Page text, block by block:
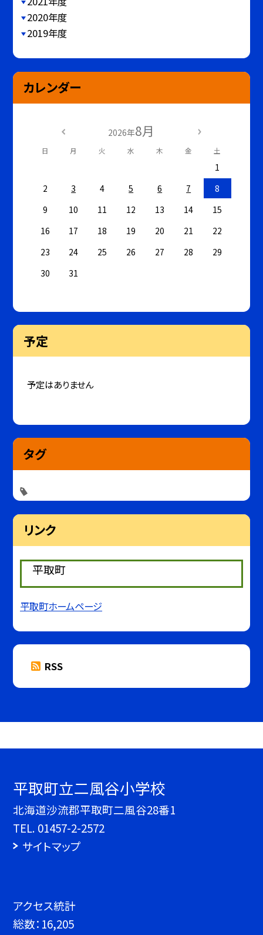
2020年度
2019年度
カレンダー
2026年8月
日 月 火 水 木 金 土
1
2
3 4 5 6 7
8
9
10 11 12 13 14
15
16
17 18 19 20 21
22
23
24 25 26 27 28
29
30
31
予定
予定はありません
タグ
リンク
平取町
平取町ホームページ
RSS
平取町立二風谷小学校
北海道沙流郡平取町二風谷28番1
TEL. 01457-2-2572
サイトマップ
アクセス統計
総数： 16,205